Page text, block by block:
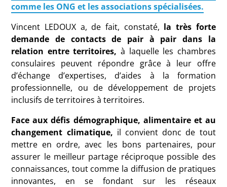
comme les ONG et les associations spécialisées.
Vincent LEDOUX a, de fait, constaté, la très forte
demande de contacts de pair à pair dans la
relation entre territoires, à laquelle les chambres
consulaires peuvent répondre grâce à leur offre
d’échange d’expertises, d’aides à la formation
professionnelle, ou de développement de projets
inclusifs de territoires à territoires.
Face aux défis démographique, alimentaire et au
changement climatique, il convient donc de tout
mettre en ordre, avec les bons partenaires, pour
assurer le meilleur partage réciproque possible des
connaissances, tout comme la diffusion de pratiques
innovantes, en se fondant sur les réseaux